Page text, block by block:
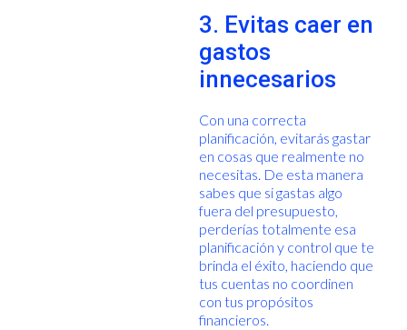
3. Evitas caer en
gastos
innecesarios
Con una correcta
planificación, evitarás gastar
en cosas que realmente no
necesitas. De esta manera
sabes que si gastas algo
fuera del presupuesto,
perderías totalmente esa
planificación y control que te
brinda el éxito, haciendo que
tus cuentas no coordinen
con tus propósitos
financieros.